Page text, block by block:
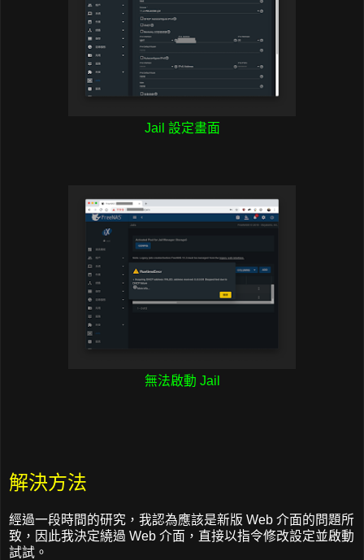
Jail 設定畫面
無法啟動 Jail
解決方法
經過一段時間的研究，我認為應該是新版 Web 介面的問題所
致，因此我決定繞過 Web 介面，直接以指令修改設定並啟動
試試。